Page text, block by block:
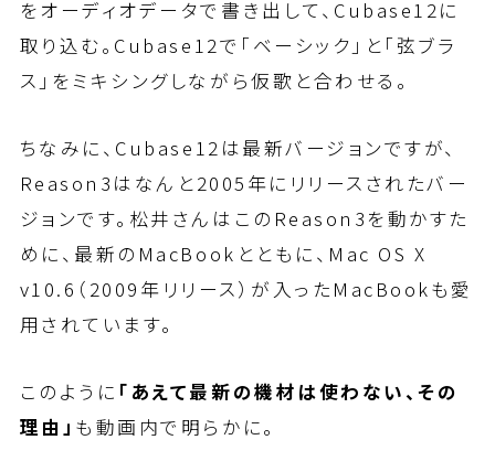
をオーディオデータで書き出して、Cubase12に
取り込む。Cubase12で「ベーシック」と「弦ブラ
ス」をミキシングしながら仮歌と合わせる。
ちなみに、Cubase12は最新バージョンですが、
Reason3はなんと2005年にリリースされたバー
ジョンです。松井さんはこのReason3を動かすた
めに、最新のMacBookとともに、Mac OS X
v10.6（2009年リリース）が入ったMacBookも愛
用されています。
このように 「あえて最新の機材は使わない、その
理由」 も動画内で明らかに。